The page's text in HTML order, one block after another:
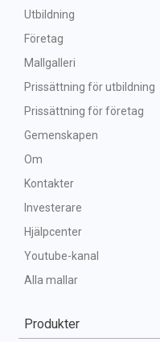
Utbildning
Företag
Mallgalleri
Prissättning för utbildning
Prissättning för företag
Gemenskapen
Om
Kontakter
Investerare
Hjälpcenter
Youtube-kanal
Alla mallar
Produkter